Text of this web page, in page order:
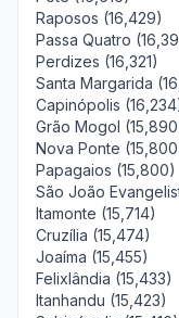
Raposos (16,429)
Passa Quatro
Perdizes (16,321)
Santa Margarida
Capinópolis
Grão Mogol
Nova Ponte
Papagaios (15,800)
São João
Itamonte (15,714)
Cruzília (15,474)
Joaíma (15,455)
Felixlândia (15,433)
Itanhandu (15,423)